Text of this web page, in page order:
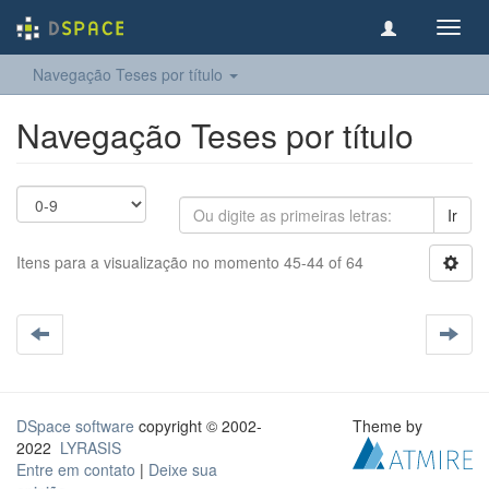
Navegação Teses por título
Navegação Teses por título
Ir
Itens para a visualização no momento 45-44 of 64
DSpace software copyright © 2002-
2022 LYRASIS
Entre em contato | Deixe sua
Theme by